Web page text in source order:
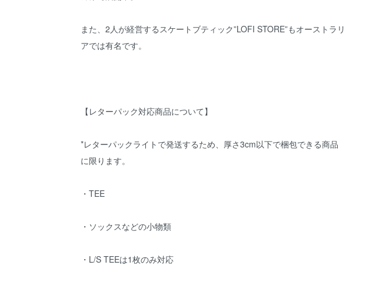
また、2人が経営するスケートブティック”LOFI STORE”もオーストラリ
アでは有名です。
【レターパック対応商品について】
*レターパックライトで発送するため、厚さ3cm以下で梱包できる商品
に限ります。
・TEE
・ソックスなどの小物類
・L/S TEEは1枚のみ対応